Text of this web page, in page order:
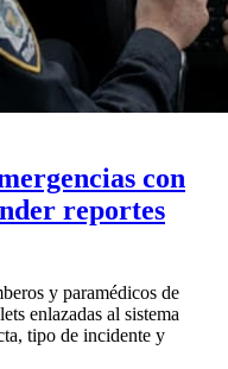
con
reportes
y paramédicos de
enlazadas al sistema
tipo de incidente y